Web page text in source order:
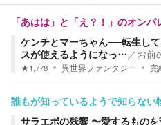
「あはは」と「え？！」のオンパ
ケンチとマーちゃん──転生し
スが使えるようになっ… ／お前
★1,778 異世界ファンタジー 完
誰もが知っているようで知らない
サラエボの残響 〜愛するもの